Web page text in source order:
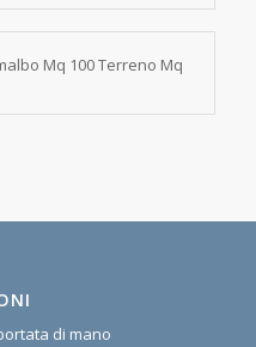
Mq 100 Terreno Mq
di mano